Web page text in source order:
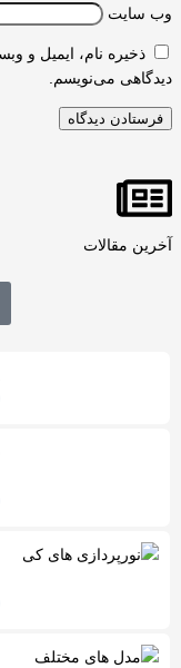
وب‌ سایت
ذخیره نام، ایمیل و
دیدگاهی می‌نویسم.
آخرین مقالات